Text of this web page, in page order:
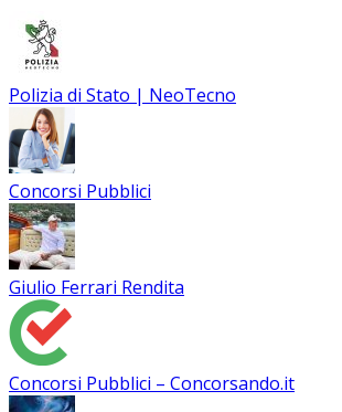
Polizia di Stato | NeoTecno
Concorsi Pubblici
Giulio Ferrari Rendita
Concorsi Pubblici – Concorsando.it